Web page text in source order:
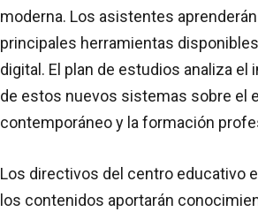
moderna. Los asistentes
principales herramientas
digital. El plan de estudios analiza el
de estos nuevos sistemas sobre el
contemporáneo y la formación
Los directivos del centro educativo
los contenidos aportarán